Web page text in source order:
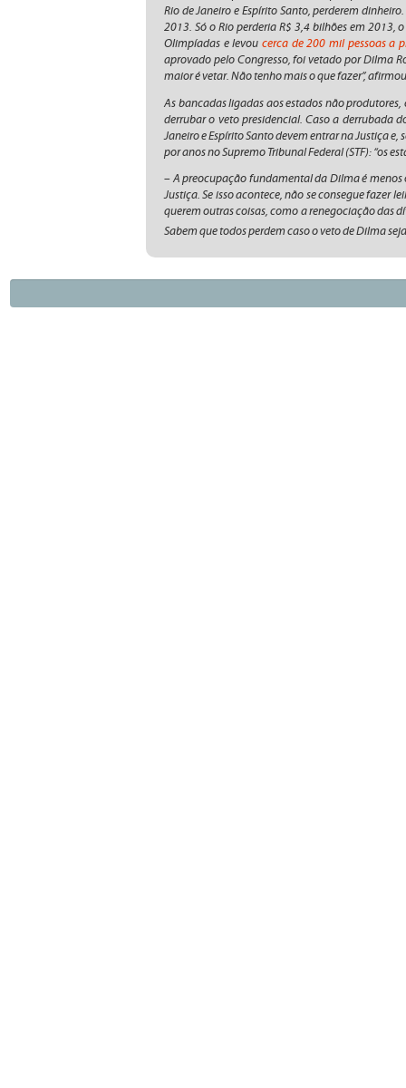
Rio de Janeiro e Espírito Santo, perderem
2013. Só o Rio perderia R$ 3,4 bilhões em 2013,
Olimpíadas e levou cerca de 200 mil pessoas a
aprovado pelo Congresso, foi vetado por Dilma
maior é vetar. Não tenho mais o que fazer”,
As bancadas ligadas aos estados não
derrubar o veto presidencial. Caso a derrubada
Janeiro e Espírito Santo devem entrar na Justiça
por anos no Supremo Tribunal Federal (STF): “os
– A preocupação fundamental da Dilma é menos
Justiça. Se isso acontece, não se consegue fazer
querem outras coisas, como a renegociação das
Sabem que todos perdem caso o veto de Dilma